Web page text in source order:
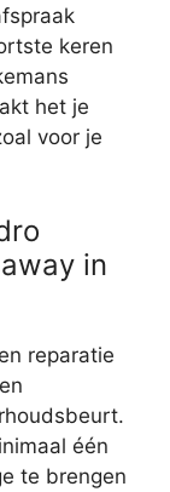
keren
het je
voor je
in
reparatie
één
te brengen